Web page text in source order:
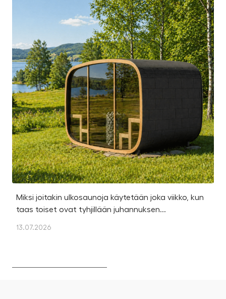
Miksi joitakin ulkosaunoja käytetään joka viikko, kun
taas toiset ovat tyhjillään juhannuksen...
13.07.2026